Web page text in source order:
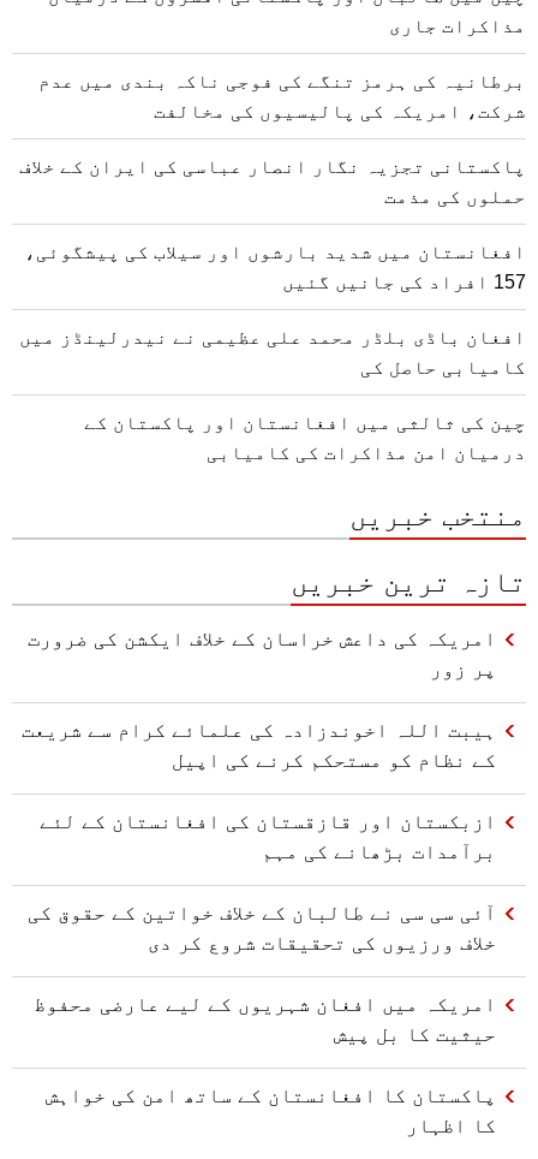
مذاکرات جاری
برطانیہ کی ہرمز تنگے کی فوجی ناکہ بندی میں عدم
شرکت، امریکہ کی پالیسیوں کی مخالفت
پاکستانی تجزیہ نگار انصار عباسی کی ایران کے خلاف
حملوں کی مذمت
افغانستان میں شدید بارشوں اور سیلاب کی پیشگوئی،
157 افراد کی جانیں گئیں
افغان باڈی بلڈر محمد علی عظیمی نے نیدرلینڈز میں
کامیابی حاصل کی
چین کی ثالثی میں افغانستان اور پاکستان کے
درمیان امن مذاکرات کی کامیابی
منتخب خبریں
تازہ ترین خبریں
امریکہ کی داعش خراسان کے خلاف ایکشن کی ضرورت
پر زور
ہیبت اللہ اخوندزادہ کی علمائے کرام سے شریعت
کے نظام کو مستحکم کرنے کی اپیل
ازبکستان اور قازقستان کی افغانستان کے لئے
برآمدات بڑھانے کی مہم
آئی سی سی نے طالبان کے خلاف خواتین کے حقوق کی
خلاف ورزیوں کی تحقیقات شروع کر دی
امریکہ میں افغان شہریوں کے لیے عارضی محفوظ
حیثیت کا بل پیش
پاکستان کا افغانستان کے ساتھ امن کی خواہش
کا اظہار